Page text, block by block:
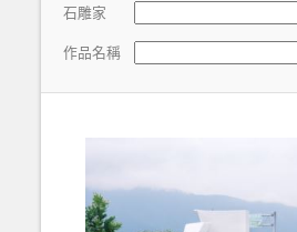
石雕家
作品名稱